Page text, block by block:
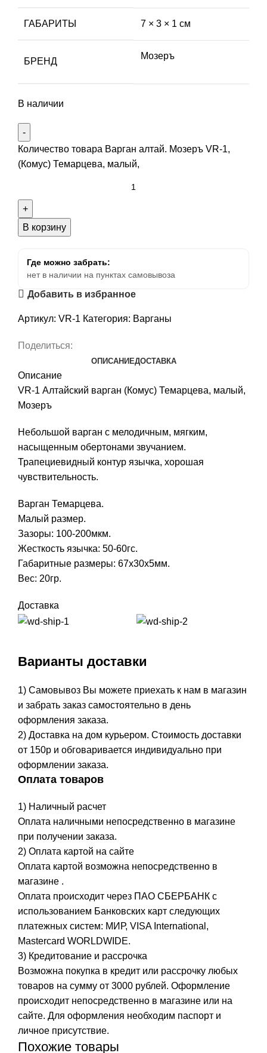
ГАБАРИТЫ 7 × 3 × 1 см
БРЕНД
Мозеръ
В наличии
Количество товара Варган алтай. Мозеръ VR-1,
(Комус) Темарцева, малый,
В корзину
Где можно забрать:
нет в наличии на пунктах самовывоза
Добавить в избранное
Артикул: VR-1 Категория: Варганы
Поделиться:
ОПИСАНИЕДОСТАВКА
Описание
VR-1 Алтайский варган (Комус) Темарцева, малый,
Мозеръ
Небольшой варган с мелодичным, мягким,
насыщенным обертонами звучанием.
Трапециевидный контур язычка, хорошая
чувствительность.
Варган Темарцева.
Малый размер.
Зазоры: 100-200мкм.
Жесткость язычка: 50-60гс.
Габаритные размеры: 67х30х5мм.
Вес: 20гр.
Доставка
Варианты доставки
1) Самовывоз Вы можете приехать к нам в магазин
и забрать заказ самостоятельно в день
оформления заказа.
2) Доставка на дом курьером. Стоимость доставки
от 150р и обговаривается индивидуально при
оформлении заказа.
Оплата товаров
1) Наличный расчет
Оплата наличными непосредственно в магазине
при получении заказа.
2) Оплата картой на сайте
Оплата картой возможна непосредственно в
магазине .
Оплата происходит через ПАО СБЕРБАНК с
использованием Банковских карт следующих
платежных систем: МИР, VISA International,
Mastercard WORLDWIDE.
3) Кредитование и рассрочка
Возможна покупка в кредит или рассрочку любых
товаров на сумму от 3000 рублей. Оформление
происходит непосредственно в магазине или на
сайте. Для оформления необходим паспорт и
личное присутствие.
Похожие товары